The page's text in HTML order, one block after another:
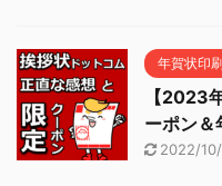
年賀状印
【2023
ーポン＆
2022/